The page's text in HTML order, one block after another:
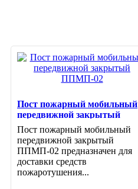
Пост пожарный мобильный
передвижной закрытый
ППМП-02
Пост пожарный мобильный
передвижной закрытый
ППМП-02 предназначен для
доставки средств
пожаротушения...